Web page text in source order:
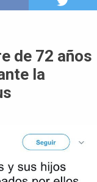
de 72 años
la